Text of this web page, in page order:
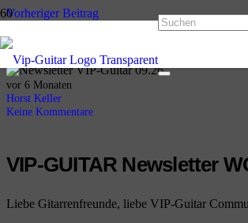
Vorheriger Beitrag
VIP-GUITAR Newsletter WO.08/2026
Nächster Beitrag
VIP-GUITAR Newsletter WO.10/2026
vor 6 Monaten
Horst Keller
Keine Kommentare
VIP-GUITAR Newsletter
Liebe Gitarrenfreunde, liebe VIP-Guitar